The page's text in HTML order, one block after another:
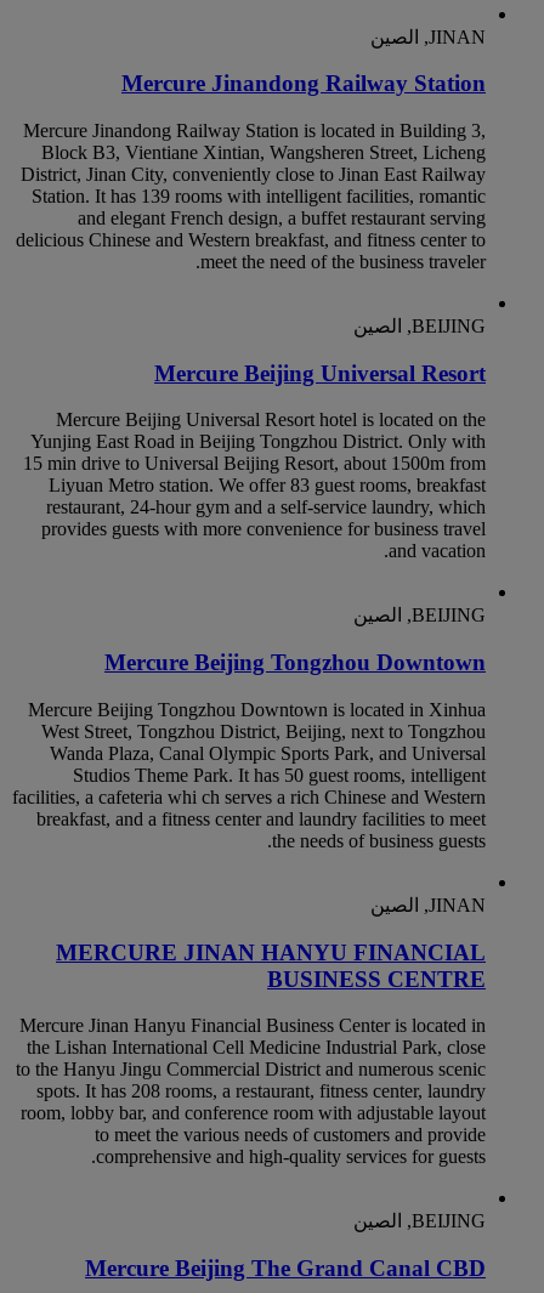
JINAN, الصين
Mercure Jinandong Railway Station
Mercure Jinandong Railway Station is located in Building 3,
Block B3, Vientiane Xintian, Wangsheren Street, Licheng
District, Jinan City, conveniently close to Jinan East Railway
Station. It has 139 rooms with intelligent facilities, romantic
and elegant French design, a buffet restaurant serving
delicious Chinese and Western breakfast, and fitness center to
meet the need of the business traveler.
BEIJING, الصين
Mercure Beijing Universal Resort
Mercure Beijing Universal Resort hotel is located on the
Yunjing East Road in Beijing Tongzhou District. Only with
15 min drive to Universal Beijing Resort, about 1500m from
Liyuan Metro station. We offer 83 guest rooms, breakfast
restaurant, 24-hour gym and a self-service laundry, which
provides guests with more convenience for business travel
and vacation.
BEIJING, الصين
Mercure Beijing Tongzhou Downtown
Mercure Beijing Tongzhou Downtown is located in Xinhua
West Street, Tongzhou District, Beijing, next to Tongzhou
Wanda Plaza, Canal Olympic Sports Park, and Universal
Studios Theme Park. It has 50 guest rooms, intelligent
facilities, a cafeteria whi ch serves a rich Chinese and Western
breakfast, and a fitness center and laundry facilities to meet
the needs of business guests.
JINAN, الصين
MERCURE JINAN HANYU FINANCIAL
BUSINESS CENTRE
Mercure Jinan Hanyu Financial Business Center is located in
the Lishan International Cell Medicine Industrial Park, close
to the Hanyu Jingu Commercial District and numerous scenic
spots. It has 208 rooms, a restaurant, fitness center, laundry
room, lobby bar, and conference room with adjustable layout
to meet the various needs of customers and provide
comprehensive and high-quality services for guests.
BEIJING, الصين
Mercure Beijing The Grand Canal CBD